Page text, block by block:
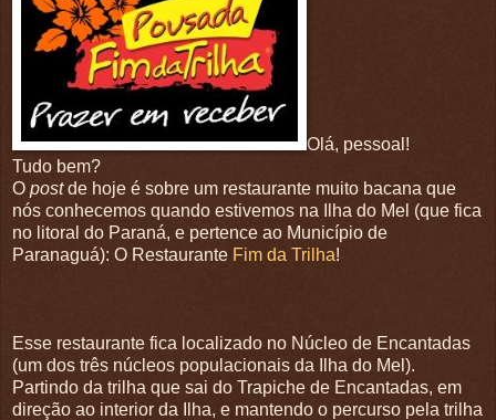
Olá, pessoal!
Tudo bem?
O postde hoje é sobre um restaurante muito bacana que
nós conhecemos quando estivemos na Ilha do Mel (que fica
no litoral do Paraná, e pertence ao Município de
Paranaguá): O Restaurante Fim da Trilha!
Esse restaurante fica localizado no Núcleo de Encantadas
(um dos três núcleos populacionais da Ilha do Mel).
Partindo da trilha que sai do Trapiche de Encantadas, em
direção ao interior da Ilha, e mantendo o percurso pela trilha